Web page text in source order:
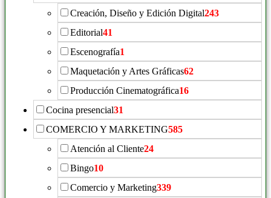
Creación, Diseño y Edición Digital243
Editorial41
Escenografía1
Maquetación y Artes Gráficas62
Producción Cinematográfica16
Cocina presencial31
COMERCIO Y MARKETING585
Atención al Cliente24
Bingo10
Comercio y Marketing339